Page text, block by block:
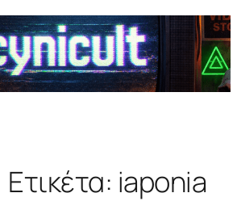
Ετικέτα: iaponia